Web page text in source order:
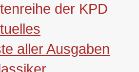
der KPD
aller Ausgaben